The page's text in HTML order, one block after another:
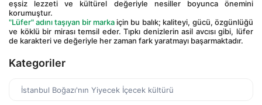
eşsiz lezzeti ve kültürel değeriyle nesiller boyunca önemini
korumuştur.
"Lüfer" adını taşıyan bir marka için bu balık; kaliteyi, gücü, özgünlüğü
ve köklü bir mirası temsil eder. Tıpkı denizlerin asil avcısı gibi, lüfer
de karakteri ve değeriyle her zaman fark yaratmayı başarmaktadır.
Kategoriler
İstanbul Boğazı'nın Yiyecek İçecek kültürü